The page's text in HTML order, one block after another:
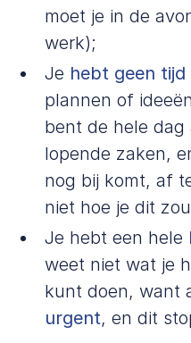
moet je in de
werk);
Je hebt geen tijd
plannen of
bent de hele dag
lopende zaken,
nog bij komt, af
niet hoe je dit
Je hebt een hele
weet niet wat je
kunt doen, want
urgent, en dit